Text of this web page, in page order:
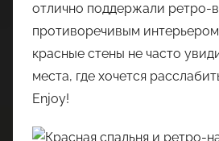
отлично поддержали ретро-
противоречивым
красные стены не часто
места, где хочется
Enjoy!